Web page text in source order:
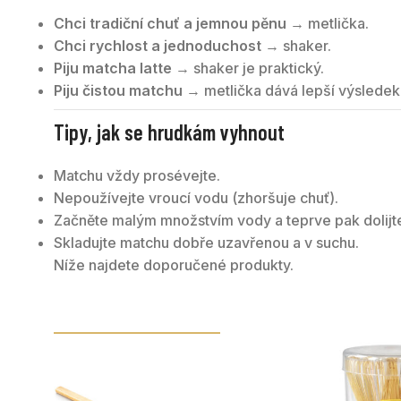
Chci tradiční chuť a jemnou pěnu → metlička.
Chci rychlost a jednoduchost → shaker.
Piju matcha latte → shaker je praktický.
Piju čistou matchu → metlička dává lepší
Tipy, jak se hrudkám vyhnout
Matchu vždy prosévejte.
Nepoužívejte vroucí vodu (zhoršuje chuť).
Začněte malým množstvím vody a teprve pak
Skladujte matchu dobře uzavřenou a v suchu.
Níže najdete doporučené produkty.